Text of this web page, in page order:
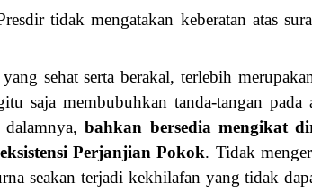
tidak mengatakan keberatan atas
sehat serta berakal, terlebih
saja membubuhkan tanda-tangan
dalamnya,bahkan bersedia mengikat
Perjanjian Pokok. Tidak
seakan terjadi kekhilafan yang tidak